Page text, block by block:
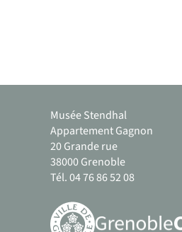
Musée Stendhal
Appartement Gagnon
20 Grande rue
38000 Grenoble
Tél. 04 76 86 52 08